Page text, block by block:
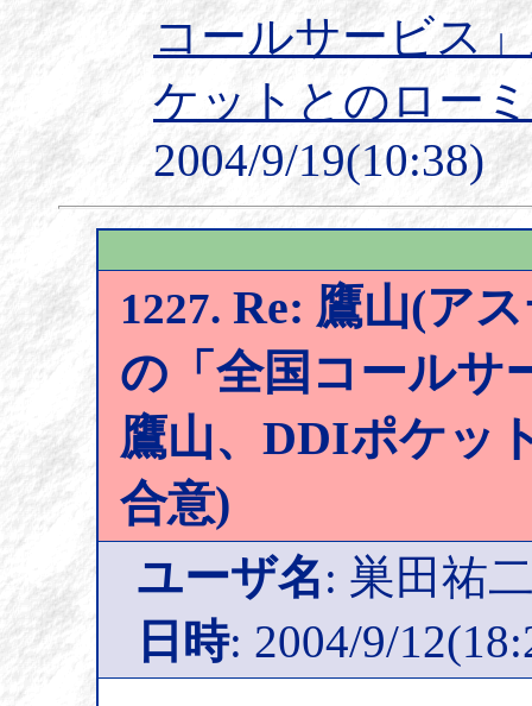
コールサービス
ケットとのロー
2004/9/19(10:38)
1227. Re: 鷹山(ア
の「全国コールサ
鷹山、DDIポケッ
合意)
ユーザ名: 巣田祐
日時: 2004/9/